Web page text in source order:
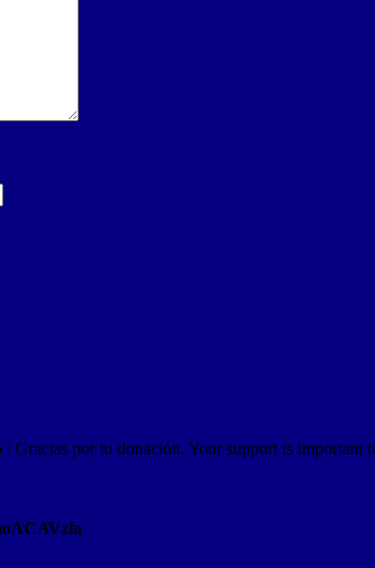
Gracias por tu donación. Your support is